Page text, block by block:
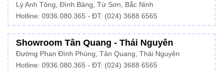
Lý Anh Tông, Đình Bảng, Từ Sơn, Bắc Ninh
Hotline: 0936.080.365 - ĐT: (024) 3688 6565
Showroom Tân Quang - Thái Nguyên
Đường Phan Đình Phùng, Tân Quang, Thái Nguyên
Hotline: 0936.080.365 - ĐT: (024) 3688 6565